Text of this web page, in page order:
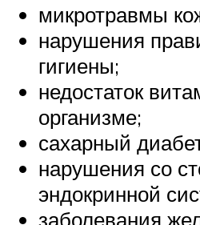
микротравмы
нарушения
гигиены;
недостаток
организме;
сахарный
нарушения со
эндокринной
заболевания